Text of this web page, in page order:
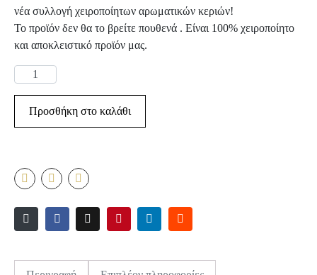
νέα συλλογή χειροποίητων αρωματικών κεριών!
Το προϊόν δεν θα το βρείτε πουθενά . Είναι 100% χειροποίητο
και αποκλειστικό προϊόν μας.
Προσθήκη στο καλάθι